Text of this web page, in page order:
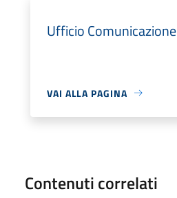
Ufficio Comunicazione
VAI ALLA PAGINA
Contenuti correlati